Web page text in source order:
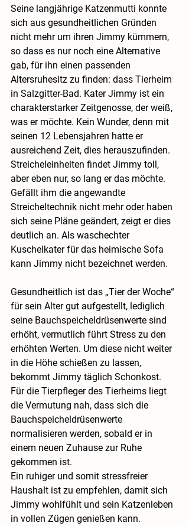
Seine langjährige Katzenmutti konnte
sich aus gesundheitlichen Gründen
nicht mehr um ihren Jimmy kümmern,
so dass es nur noch eine Alternative
gab, für ihn einen passenden
Altersruhesitz zu finden: dass Tierheim
in Salzgitter-Bad. Kater Jimmy ist ein
charakterstarker Zeitgenosse, der weiß,
was er möchte. Kein Wunder, denn mit
seinen 12 Lebensjahren hatte er
ausreichend Zeit, dies herauszufinden.
Streicheleinheiten findet Jimmy toll,
aber eben nur, so lang er das möchte.
Gefällt ihm die angewandte
Streicheltechnik nicht mehr oder haben
sich seine Pläne geändert, zeigt er dies
deutlich an. Als waschechter
Kuschelkater für das heimische Sofa
kann Jimmy nicht bezeichnet werden.
Gesundheitlich ist das „Tier der Woche“
für sein Alter gut aufgestellt, lediglich
seine Bauchspeicheldrüsenwerte sind
erhöht, vermutlich führt Stress zu den
erhöhten Werten. Um diese nicht weiter
in die Höhe schießen zu lassen,
bekommt Jimmy täglich Schonkost.
Für die Tierpfleger des Tierheims liegt
die Vermutung nah, dass sich die
Bauchspeicheldrüsenwerte
normalisieren werden, sobald er in
einem neuen Zuhause zur Ruhe
gekommen ist.
Ein ruhiger und somit stressfreier
Haushalt ist zu empfehlen, damit sich
Jimmy wohlfühlt und sein Katzenleben
in vollen Zügen genießen kann.